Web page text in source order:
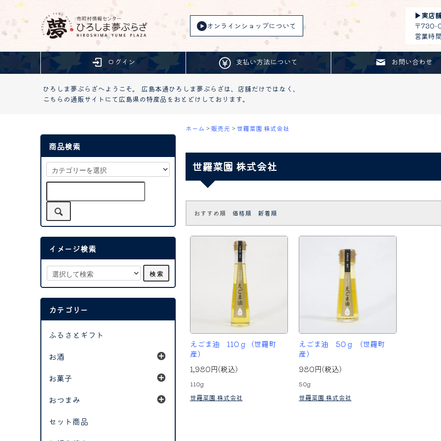
オンラインショップについて
▶︎実店
〒730-
営業時
ログイン 支払い方法について お問い合わせ
ひろしま夢ぷらざへようこそ。 広島本通ひろしま夢ぷらざは、店舗だけではなく、
こちらの通販サイトにて広島県の特産品をおとどけしております。
ホーム > 販売元 > 世羅菜園 株式会社
世羅菜園 株式会社
おすすめ順 価格順 新着順
えごま油 110ｇ（世羅町
産）
1,980円(税込)
110g
世羅菜園 株式会社
えごま油 50ｇ （世羅町
産）
980円(税込)
50g
世羅菜園 株式会社
商品検索
イメージ検索
カテゴリー
ふるさとギフト
お酒
お菓子
おつまみ
セット商品